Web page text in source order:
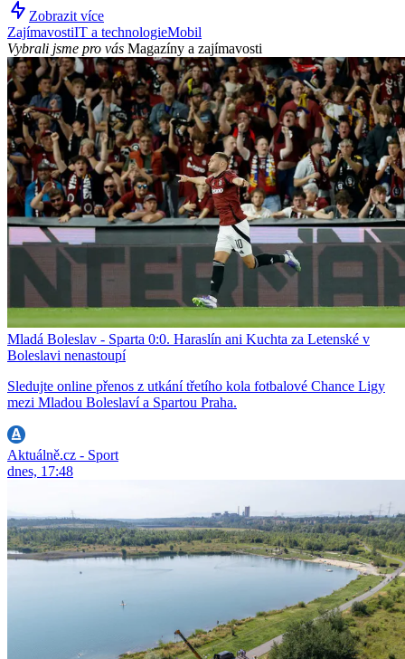
Zobrazit více
ZajímavostiIT a technologieMobil
Vybrali jsme pro vás Magazíny a zajímavosti
Mladá Boleslav - Sparta 0:0. Haraslín ani Kuchta za Letenské v
Boleslavi nenastoupí
Sledujte online přenos z utkání třetího kola fotbalové Chance Ligy
mezi Mladou Boleslaví a Spartou Praha.
Aktuálně.cz - Sport
dnes, 17:48